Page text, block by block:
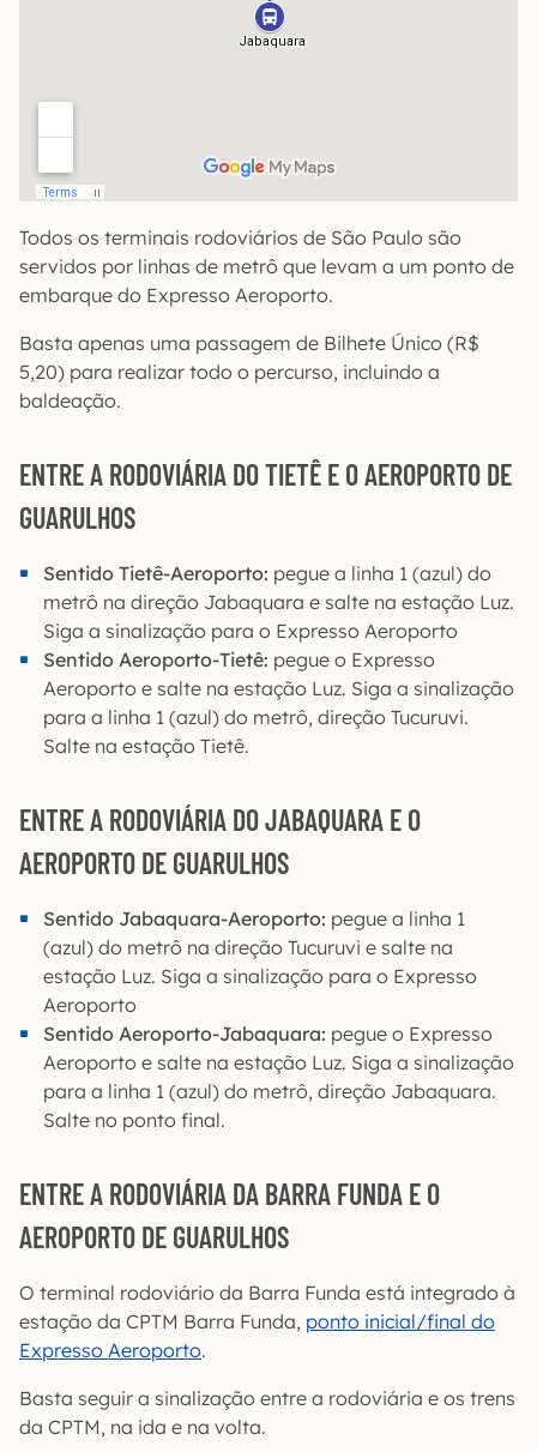
Todos os terminais rodoviários de São Paulo são
servidos por linhas de metrô que levam a um ponto de
embarque do Expresso Aeroporto.
Basta apenas uma passagem de Bilhete Único (R$
5,20) para realizar todo o percurso, incluindo a
baldeação.
ENTRE A RODOVIÁRIA DO TIETÊ E O AEROPORTO DE
GUARULHOS
Sentido Tietê-Aeroporto: pegue a linha 1 (azul) do
metrô na direção Jabaquara e salte na estação Luz.
Siga a sinalização para o Expresso Aeroporto
Sentido Aeroporto-Tietê: pegue o Expresso
Aeroporto e salte na estação Luz. Siga a sinalização
para a linha 1 (azul) do metrô, direção Tucuruvi.
Salte na estação Tietê.
ENTRE A RODOVIÁRIA DO JABAQUARA E O
AEROPORTO DE GUARULHOS
Sentido Jabaquara-Aeroporto: pegue a linha 1
(azul) do metrô na direção Tucuruvi e salte na
estação Luz. Siga a sinalização para o Expresso
Aeroporto
Sentido Aeroporto-Jabaquara: pegue o Expresso
Aeroporto e salte na estação Luz. Siga a sinalização
para a linha 1 (azul) do metrô, direção Jabaquara.
Salte no ponto final.
ENTRE A RODOVIÁRIA DA BARRA FUNDA E O
AEROPORTO DE GUARULHOS
O terminal rodoviário da Barra Funda está integrado à
estação da CPTM Barra Funda, ponto inicial/final do
Expresso Aeroporto.
Basta seguir a sinalização entre a rodoviária e os trens
da CPTM, na ida e na volta.